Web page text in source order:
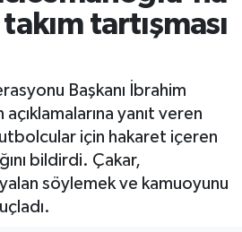
tartışması
Başkanı İbrahim
yanıt veren
için hakaret içeren
bildirdi. Çakar,
söylemek ve kamuoyunu